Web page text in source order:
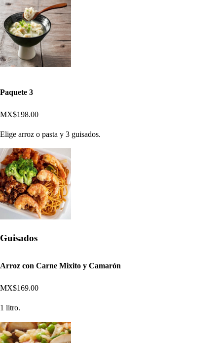
Paquete 3
MX$198.00
Elige arroz o pasta y 3 guisados.
Guisados
Arroz con Carne Mixito y Camarón
MX$169.00
1 litro.